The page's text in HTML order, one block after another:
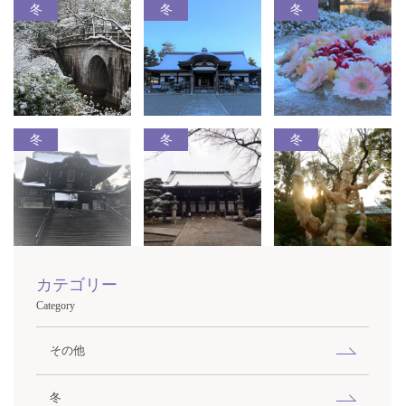
冬 冬 冬
冬 冬 冬
カテゴリー
Category
その他
冬